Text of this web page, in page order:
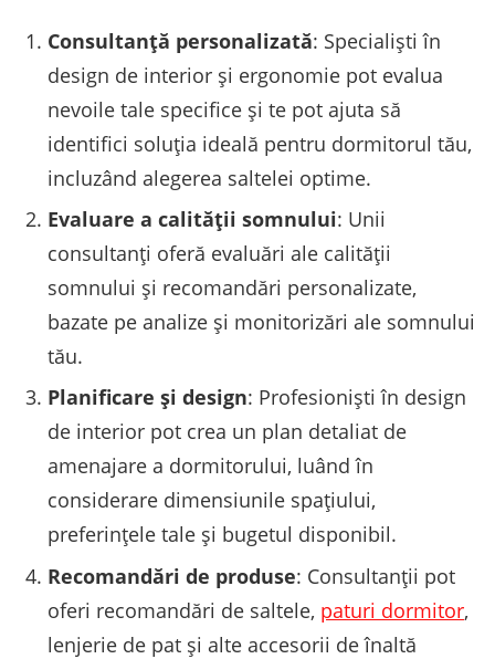
Consultanță personalizată: Specialiști în
design de interior și ergonomie pot evalua
nevoile tale specifice și te pot ajuta să
identifici soluția ideală pentru dormitorul tău,
incluzând alegerea saltelei optime.
Evaluare a calității somnului: Unii
consultanți oferă evaluări ale calității
somnului și recomandări personalizate,
bazate pe analize și monitorizări ale somnului
tău.
Planificare și design: Profesioniști în design
de interior pot crea un plan detaliat de
amenajare a dormitorului, luând în
considerare dimensiunile spațiului,
preferințele tale și bugetul disponibil.
Recomandări de produse: Consultanții pot
oferi recomandări de saltele, paturi dormitor,
lenjerie de pat și alte accesorii de înaltă